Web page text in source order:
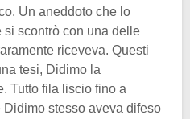
Un aneddoto che lo
si scontrò con una delle
riceveva. Questi
tesi, Didimo la
Tutto fila liscio fino a
stesso aveva difeso